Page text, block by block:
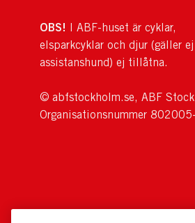
OBS! I ABF-huset är cyklar,
elsparkcyklar och djur (gäller ej
assistanshund) ej tillåtna.
© abfstockholm.se, ABF
Organisationsnummer